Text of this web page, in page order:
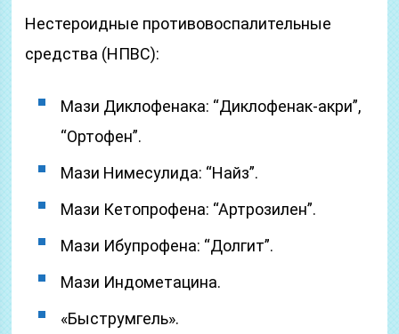
Нестероидные противовоспалительные
средства (НПВС):
Мази Диклофенака: “Диклофенак-акри”,
“Ортофен”.
Мази Нимесулида: “Найз”.
Мази Кетопрофена: “Артрозилен”.
Мази Ибупрофена: “Долгит”.
Мази Индометацина.
«Быструмгель».